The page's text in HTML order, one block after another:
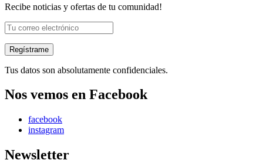
Recibe noticias y ofertas de tu comunidad!
Tus datos son absolutamente confidenciales.
Nos vemos en Facebook
facebook
instagram
Newsletter